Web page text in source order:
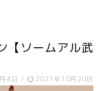
【ソームアル武
4日 / 2021年10月20日